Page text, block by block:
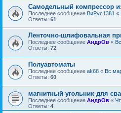
Самодельный компрессор
Последнее сообщение ВиРус1381 «
Ответы: 61
Ленточно-шлифовальная
Последнее сообщение АндрОв «
Ответы: 72
Полуавтоматы
Последнее сообщение ak68 « Вс
Ответы: 60
магнитный угольник для
Последнее сообщение АндрОв «
Ответы: 4